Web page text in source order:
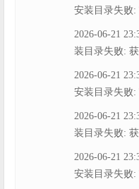
安装目录失败:
2026-06-21
装目录失败:
2026-06-21
安装目录失败:
2026-06-21
装目录失败:
2026-06-21
安装目录失败: